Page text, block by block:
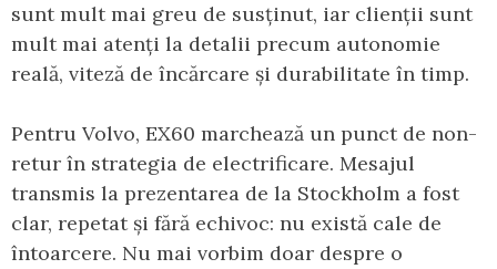
sunt mult mai greu de susținut, iar clienții sunt
mult mai atenți la detalii precum autonomie
reală, viteză de încărcare și durabilitate în timp.
Pentru Volvo, EX60 marchează un punct de non-
retur în strategia de electrificare. Mesajul
transmis la prezentarea de la Stockholm a fost
clar, repetat și fără echivoc: nu există cale de
întoarcere. Nu mai vorbim doar despre o